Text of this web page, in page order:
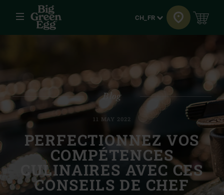
Menu Langue
CH_FR
Blog
11 MAY 2022
PERFECTIONNEZ VOS
COMPÉTENCES
CULINAIRES AVEC CES
CONSEILS DE CHEF